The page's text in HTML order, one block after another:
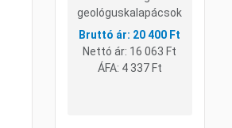
geológuskalapácsok
20 400 Ft
Nettó ár: 16 063 Ft
ÁFA: 4 337 Ft